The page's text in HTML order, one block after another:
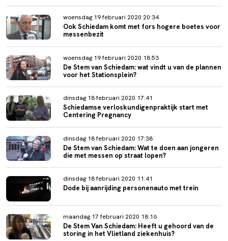
woensdag 19 februari 2020 20:34
Ook Schiedam komt met fors hogere boetes voor
messenbezit
woensdag 19 februari 2020 18:53
De Stem van Schiedam: wat vindt u van de plannen
voor het Stationsplein?
dinsdag 18 februari 2020 17:41
Schiedamse verloskundigenpraktijk start met
Centering Pregnancy
dinsdag 18 februari 2020 17:38
De Stem van Schiedam: Wat te doen aan jongeren
die met messen op straat lopen?
dinsdag 18 februari 2020 11:41
Dode bij aanrijding personenauto met trein
maandag 17 februari 2020 18:16
De Stem Van Schiedam: Heeft u gehoord van de
storing in het Vlietland ziekenhuis?